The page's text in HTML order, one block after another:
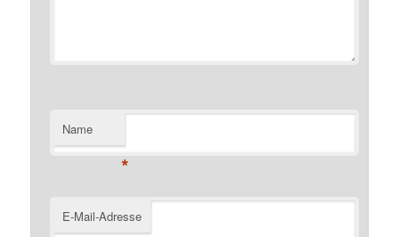
Name
*
E-Mail-Adresse